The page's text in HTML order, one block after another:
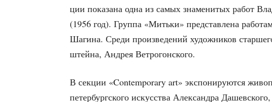
ции пока­за­на одна из самых зна­ме­ни­тых работ
(1956 год). Груп­па «Мить­ки» пред­став­ле­на
Шаги­на. Сре­ди про­из­ве­де­ний худож­ни­ков
штей­на, Андрея Ветрогонского.
В сек­ции «Contemporary art» экс­по­ни­ру­ют­ся
петер­бург­ско­го искус­ства Алек­сандра